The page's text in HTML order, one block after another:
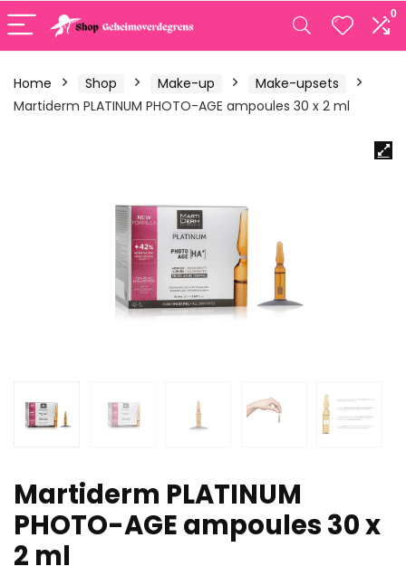
0
Home Shop Make-up
Make-upsets
Martiderm PLATINUM PHOTO-AGE ampoules 30 x 2 ml
Martiderm PLATINUM
PHOTO-AGE ampoules 30 x
2 ml